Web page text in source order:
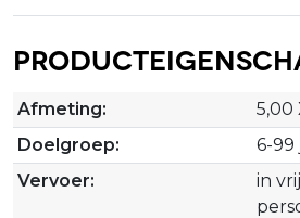
Afmeting:
5,00
Doelgroep:
6-99
Vervoer:
in